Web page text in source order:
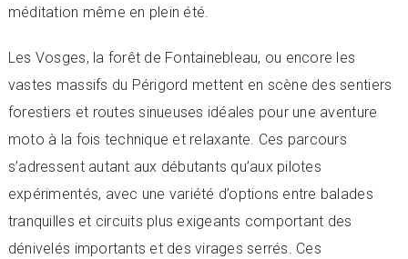
méditation même en plein été.
Les Vosges, la forêt de Fontainebleau, ou encore les
vastes massifs du Périgord mettent en scène des sentiers
forestiers et routes sinueuses idéales pour une aventure
moto à la fois technique et relaxante. Ces parcours
s’adressent autant aux débutants qu’aux pilotes
expérimentés, avec une variété d’options entre balades
tranquilles et circuits plus exigeants comportant des
dénivelés importants et des virages serrés. Ces